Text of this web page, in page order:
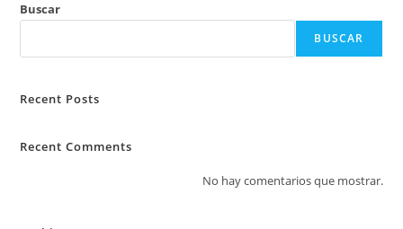
Buscar
BUSCAR
Recent Posts
Recent Comments
No hay comentarios que mostrar.